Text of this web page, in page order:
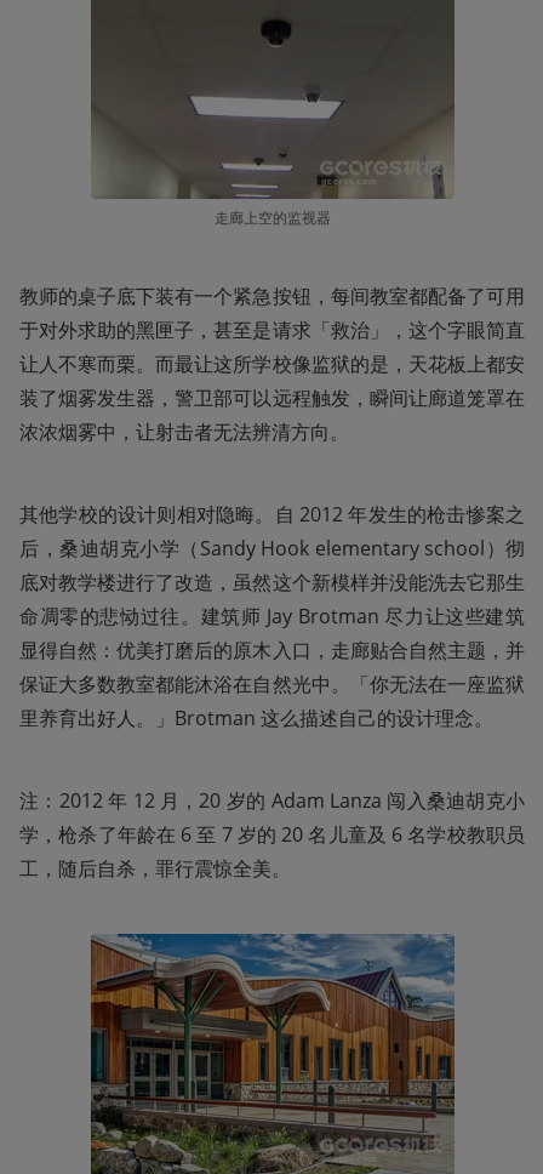
走廊上空的监视器
教师的桌子底下装有一个紧急按钮，每间教室都配备了可用
于对外求助的黑匣子，甚至是请求「救治」，这个字眼简直
让人不寒而栗。而最让这所学校像监狱的是，天花板上都安
装了烟雾发生器，警卫部可以远程触发，瞬间让廊道笼罩在
浓浓烟雾中，让射击者无法辨清方向。
其他学校的设计则相对隐晦。自 2012 年发生的枪击惨案之
后，桑迪胡克小学（Sandy Hook elementary school）彻
底对教学楼进行了改造，虽然这个新模样并没能洗去它那生
命凋零的悲恸过往。建筑师 Jay Brotman 尽力让这些建筑
显得自然：优美打磨后的原木入口，走廊贴合自然主题，并
保证大多数教室都能沐浴在自然光中。「你无法在一座监狱
里养育出好人。」Brotman 这么描述自己的设计理念。
注：2012 年 12 月，20 岁的 Adam Lanza 闯入桑迪胡克小
学，枪杀了年龄在 6 至 7 岁的 20 名儿童及 6 名学校教职员
工，随后自杀，罪行震惊全美。